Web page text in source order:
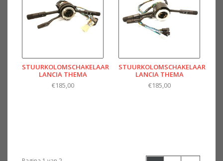
STUURKOLOMSCHAKELAAR
LANCIA THEMA
€185,00
STUURKOLOMSCHAKELAAR
LANCIA THEMA
€185,00